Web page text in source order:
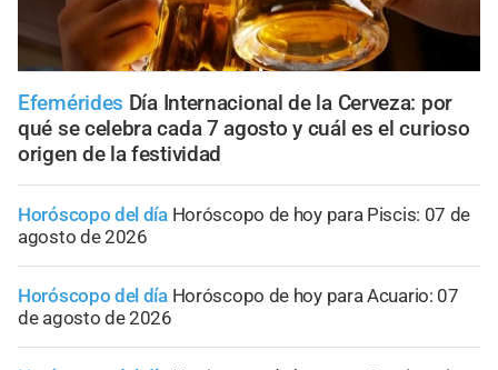
Efemérides Día Internacional de la Cerveza: por
qué se celebra cada 7 agosto y cuál es el curioso
origen de la festividad
Horóscopo del día Horóscopo de hoy para Piscis: 07 de
agosto de 2026
Horóscopo del día Horóscopo de hoy para Acuario: 07
de agosto de 2026